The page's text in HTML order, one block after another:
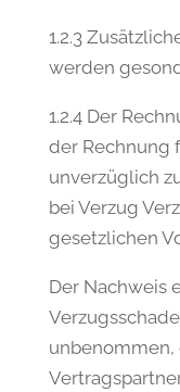
1.2.3
werden
1.2.4 Der
der Rechnung
unverzüglich
bei Verzug
gesetzlichen
Der Nachweis
unbenommen,